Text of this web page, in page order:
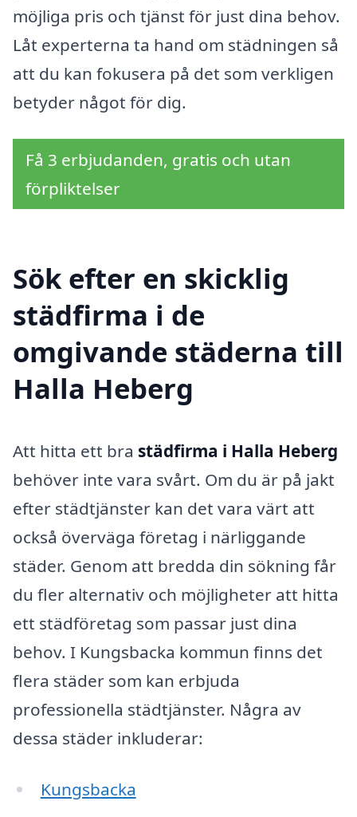
möjliga pris och tjänst för just dina behov.
Låt experterna ta hand om städningen så
att du kan fokusera på det som verkligen
betyder något för dig.
Få 3 erbjudanden, gratis och utan
förpliktelser
Sök efter en skicklig
städfirma i de
omgivande städerna till
Halla Heberg
Att hitta ett bra städfirma i Halla Heberg
behöver inte vara svårt. Om du är på jakt
efter städtjänster kan det vara värt att
också överväga företag i närliggande
städer. Genom att bredda din sökning får
du fler alternativ och möjligheter att hitta
ett städföretag som passar just dina
behov. I Kungsbacka kommun finns det
flera städer som kan erbjuda
professionella städtjänster. Några av
dessa städer inkluderar:
Kungsbacka